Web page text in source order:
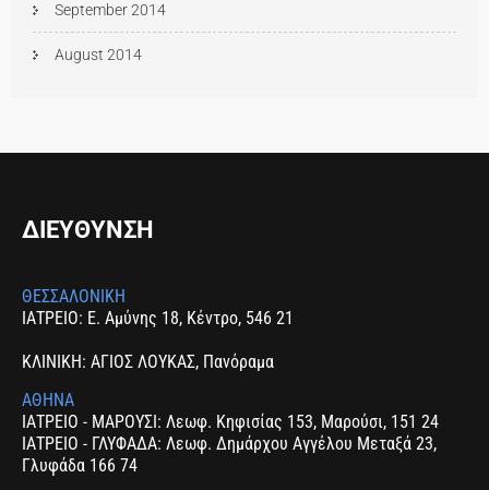
September 2014
August 2014
ΔΙΕΥΘΥΝΣΗ
ΘΕΣΣΑΛΟΝΙΚΗ
ΙΑΤΡΕΙΟ: Ε. Αμύνης 18, Κέντρο, 546 21
ΚΛΙΝΙΚΗ: ΑΓΙΟΣ ΛΟΥΚΑΣ, Πανόραμα
ΑΘΗΝΑ
ΙΑΤΡΕΙΟ - ΜΑΡΟΥΣΙ: Λεωφ. Κηφισίας 153, Μαρούσι, 151 24
ΙΑΤΡΕΙΟ - ΓΛΥΦΑΔΑ: Λεωφ. Δημάρχου Αγγέλου Μεταξά 23,
Γλυφάδα 166 74